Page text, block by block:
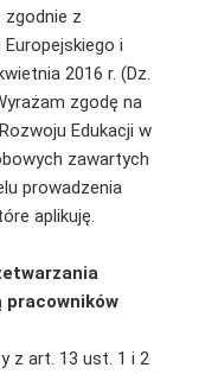
zgodnie z
i
2016 r. (Dz.
zgodę na
Edukacji w
zawartych
prowadzenia
aplikuję.
pracowników
z art. 13 ust. 1 i 2